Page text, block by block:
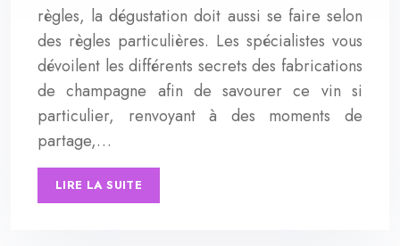
règles, la dégustation doit aussi se faire selon
des règles particulières. Les spécialistes vous
dévoilent les différents secrets des fabrications
de champagne afin de savourer ce vin si
particulier, renvoyant à des moments de
partage,…
LIRE LA SUITE